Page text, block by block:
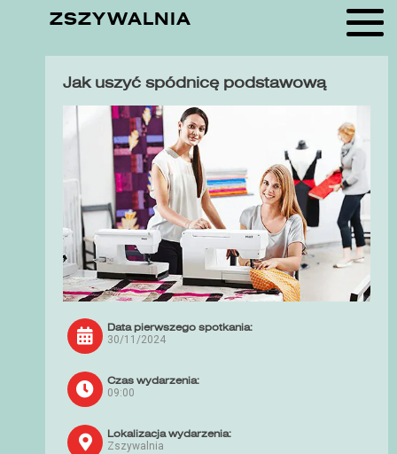
ZSZYWALNIA
Jak uszyć spódnicę podstawową
Data pierwszego spotkania:
30/11/2024
Czas wydarzenia:
09:00
Lokalizacja wydarzenia:
Zszywalnia